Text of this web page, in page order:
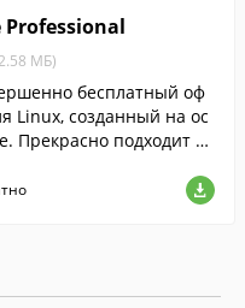
Professional
МБ)
бесплатный оф
Linux, созданный на ос
Прекрасно подходит дл